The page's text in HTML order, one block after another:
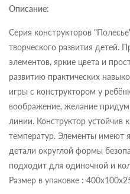
Описание:
Серия конструкторов
творческого развития детей.
элементов, яркие цвета и
развитию практических
игры с конструктором у
воображение, желание
линии. Конструктор устойчив
температур. Элементы имеют
детали округлой формы
подходит для одиночной и
Размер в упаковке :